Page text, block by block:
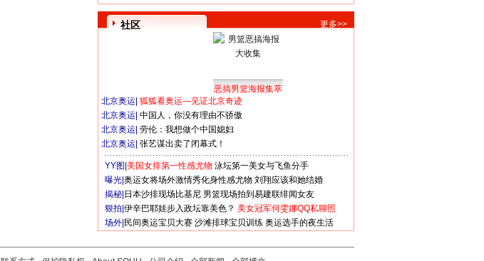
社区 更多>>
恶搞男篮海报集萃
北京奥运 狐狐看奥运—见证北京奇迹
北京奥运 中国人，你没有理由不骄傲
北京奥运 劳伦：我想做个中国媳妇
北京奥运 张艺谋出卖了闭幕式！
YY图| 美国女排第一性感尤物 泳坛第一美女与飞鱼分手
曝光| 奥运女将场外激情秀化身性感尤物 刘翔应该和她结婚
揭秘| 日本沙排现场比基尼 男篮现场拍到易建联绯闻女友
狠拍| 伊辛巴耶娃步入政坛靠美色？ 美女冠军何雯娜QQ私聊照
场外| 民间奥运宝贝大赛 沙滩排球宝贝训练 奥运选手的夜生活